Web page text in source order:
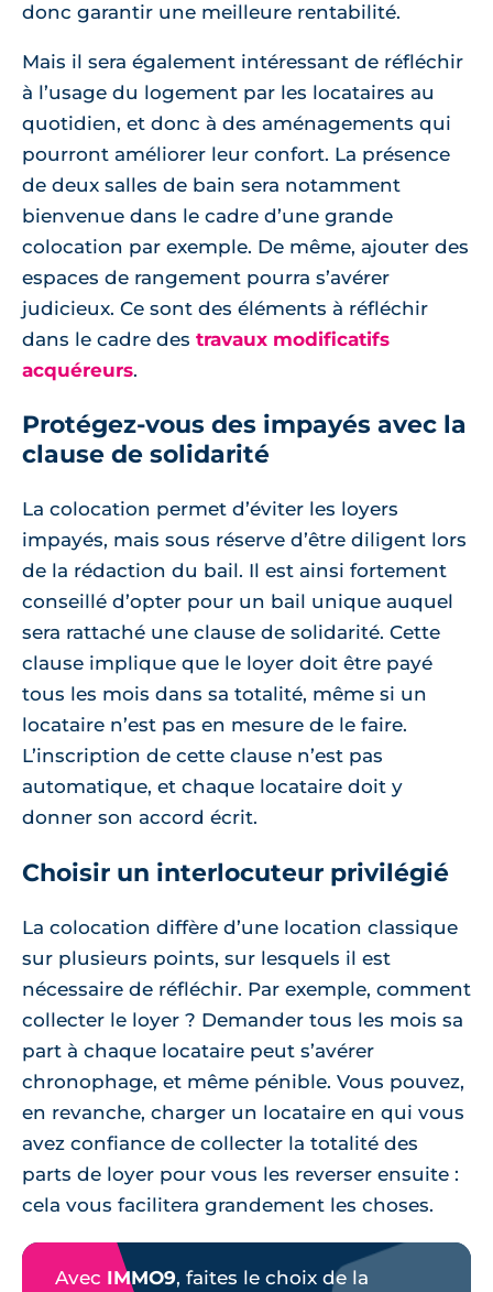
donc garantir une meilleure rentabilité.
Mais il sera également intéressant de réfléchir
à l’usage du logement par les locataires au
quotidien, et donc à des aménagements qui
pourront améliorer leur confort. La présence
de deux salles de bain sera notamment
bienvenue dans le cadre d’une grande
colocation par exemple. De même, ajouter des
espaces de rangement pourra s’avérer
judicieux. Ce sont des éléments à réfléchir
dans le cadre des travaux modificatifs
acquéreurs.
Protégez-vous des impayés avec la
clause de solidarité
La colocation permet d’éviter les loyers
impayés, mais sous réserve d’être diligent lors
de la rédaction du bail. Il est ainsi fortement
conseillé d’opter pour un bail unique auquel
sera rattaché une clause de solidarité. Cette
clause implique que le loyer doit être payé
tous les mois dans sa totalité, même si un
locataire n’est pas en mesure de le faire.
L’inscription de cette clause n’est pas
automatique, et chaque locataire doit y
donner son accord écrit.
Choisir un interlocuteur privilégié
La colocation diffère d’une location classique
sur plusieurs points, sur lesquels il est
nécessaire de réfléchir. Par exemple, comment
collecter le loyer ? Demander tous les mois sa
part à chaque locataire peut s’avérer
chronophage, et même pénible. Vous pouvez,
en revanche, charger un locataire en qui vous
avez confiance de collecter la totalité des
parts de loyer pour vous les reverser ensuite :
cela vous facilitera grandement les choses.
Avec IMMO9, faites le choix de la